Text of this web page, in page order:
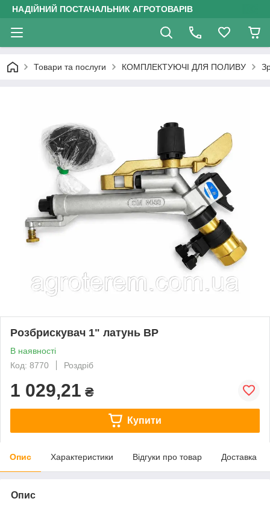
НАДІЙНИЙ ПОСТАЧАЛЬНИК АГРОТОВАРІВ
Товари та послуги КОМПЛЕКТУЮЧІ ДЛЯ ПОЛИВУ
Розбрискувач 1" латунь ВР
В наявності
Код: 8770
Роздріб
1 029,21 ₴
Купити
Опис Характеристики Відгуки про товар Доставка
Опис